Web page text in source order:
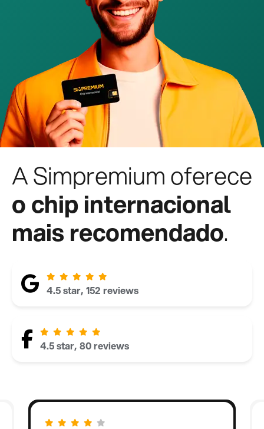
A Simpremium oferece
o chip internacional
mais recomendado.
4.5 star, 152 reviews
4.5 star, 80 reviews